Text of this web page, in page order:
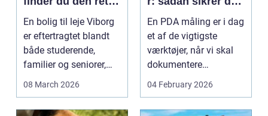
lejlighed
En bolig til leje Viborg
er eftertragtet blandt
både studerende,
familier og seniorer,
fordi b...
08 March 2026
dokumenteret
bæreevne
En PDA måling er i dag
et af de vigtigste
værktøjer, når vi skal
dokumentere
bæreevnen af pæle til
04 February 2026